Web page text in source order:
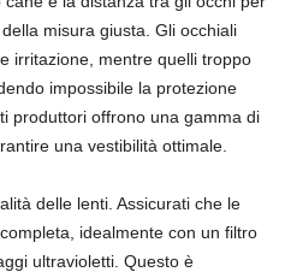
misura giusta. Gli occhiali
irritazione, mentre quelli troppo
impossibile la protezione
produttori offrono una gamma di
una vestibilità ottimale.
delle lenti. Assicurati che le
idealmente con un filtro
ultravioletti. Questo è